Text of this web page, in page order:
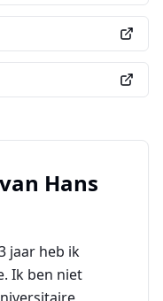
Hans
jaar heb ik
Ik ben niet